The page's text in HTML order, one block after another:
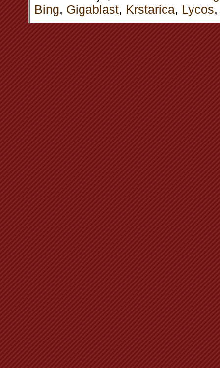
Bing, Gigablast, Krstarica, Lycos